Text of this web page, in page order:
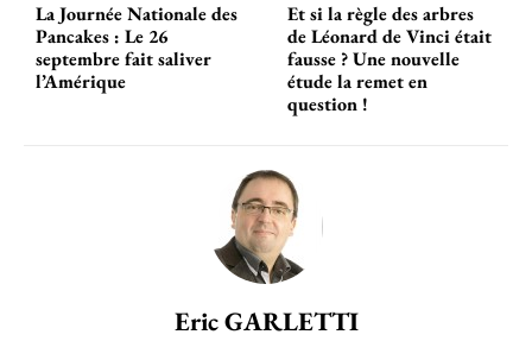
La Journée Nationale des
Pancakes : Le 26
septembre fait saliver
l’Amérique
Et si la règle des arbres
de Léonard de Vinci était
fausse ? Une nouvelle
étude la remet en
question !
Eric GARLETTI